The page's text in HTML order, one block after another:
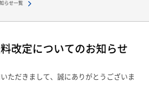
らせ一覧
改定についてのお知らせ
ただきまして、誠にありがとうございま